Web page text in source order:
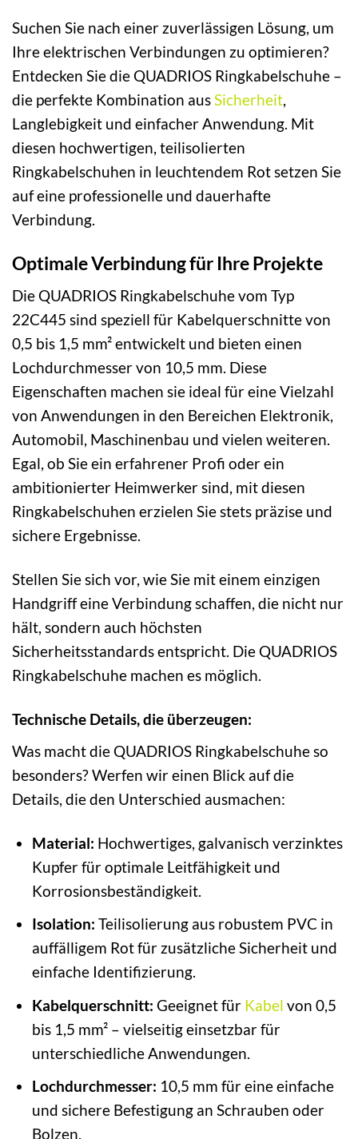
Suchen Sie nach einer zuverlässigen Lösung, um
Ihre elektrischen Verbindungen zu optimieren?
Entdecken Sie die QUADRIOS Ringkabelschuhe –
die perfekte Kombination ausSicherheit,
Langlebigkeit und einfacher Anwendung. Mit
diesen hochwertigen, teilisolierten
Ringkabelschuhen in leuchtendem Rot setzen Sie
auf eine professionelle und dauerhafte
Verbindung.
Optimale Verbindung für Ihre Projekte
Die QUADRIOS Ringkabelschuhe vom Typ
22C445 sind speziell für Kabelquerschnitte von
0,5 bis 1,5 mm² entwickelt und bieten einen
Lochdurchmesser von 10,5 mm. Diese
Eigenschaften machen sie ideal für eine Vielzahl
von Anwendungen in den Bereichen Elektronik,
Automobil, Maschinenbau und vielen weiteren.
Egal, ob Sie ein erfahrener Profi oder ein
ambitionierter Heimwerker sind, mit diesen
Ringkabelschuhen erzielen Sie stets präzise und
sichere Ergebnisse.
Stellen Sie sich vor, wie Sie mit einem einzigen
Handgriff eine Verbindung schaffen, die nicht nur
hält, sondern auch höchsten
Sicherheitsstandards entspricht. Die QUADRIOS
Ringkabelschuhe machen es möglich.
Technische Details, die überzeugen:
Was macht die QUADRIOS Ringkabelschuhe so
besonders? Werfen wir einen Blick auf die
Details, die den Unterschied ausmachen:
Material: Hochwertiges, galvanisch verzinktes
Kupfer für optimale Leitfähigkeit und
Korrosionsbeständigkeit.
Isolation: Teilisolierung aus robustem PVC in
auffälligem Rot für zusätzliche Sicherheit und
einfache Identifizierung.
Kabelquerschnitt: Geeignet für Kabel von 0,5
bis 1,5 mm² – vielseitig einsetzbar für
unterschiedliche Anwendungen.
Lochdurchmesser: 10,5 mm für eine einfache
und sichere Befestigung an Schrauben oder
Bolzen.